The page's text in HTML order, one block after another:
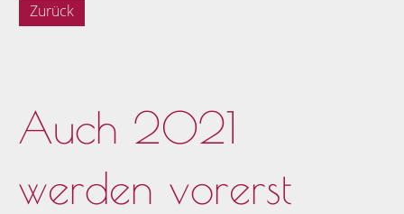
Zurück
Auch 2021
werden vorerst